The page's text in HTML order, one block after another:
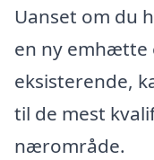
Uanset om du
en ny emhætte
eksisterende,
til de mest
nærområde.